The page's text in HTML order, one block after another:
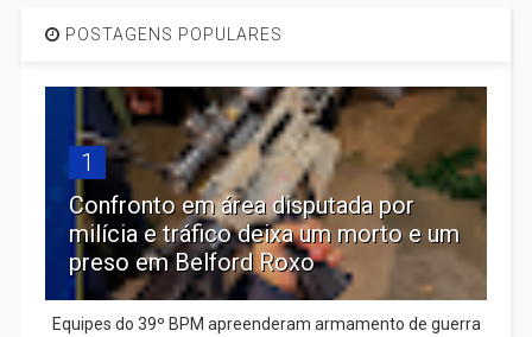
POSTAGENS POPULARES
1
Confronto em área disputada por
milícia e tráfico deixa um morto e um
preso em Belford Roxo
Equipes do 39º BPM apreenderam armamento de guerra